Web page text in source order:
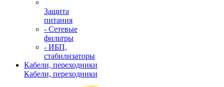
Защита
питания
- Сетевые
фильтры
- ИБП,
стабилизаторы
Кабели, переходники
Кабели, переходники